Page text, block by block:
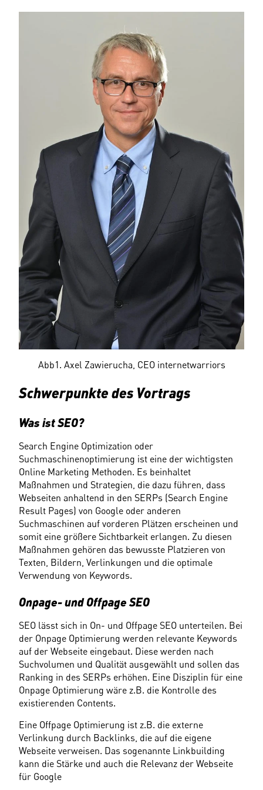
Abb1. Axel Zawierucha, CEO internetwarriors
Schwerpunkte des Vortrags
Was ist SEO?
Search Engine Optimization oder
Suchmaschinenoptimierung ist eine der wichtigsten
Online Marketing Methoden. Es beinhaltet
Maßnahmen und Strategien, die dazu führen, dass
Webseiten anhaltend in den SERPs (Search Engine
Result Pages) von Google oder anderen
Suchmaschinen auf vorderen Plätzen erscheinen und
somit eine größere Sichtbarkeit erlangen. Zu diesen
Maßnahmen gehören das bewusste Platzieren von
Texten, Bildern, Verlinkungen und die optimale
Verwendung von Keywords.
Onpage- und Offpage SEO
SEO lässt sich in On- und Offpage SEO unterteilen. Bei
der Onpage Optimierung werden relevante Keywords
auf der Webseite eingebaut. Diese werden nach
Suchvolumen und Qualität ausgewählt und sollen das
Ranking in des SERPs erhöhen. Eine Disziplin für eine
Onpage Optimierung wäre z.B. die Kontrolle des
existierenden Contents.
Eine Offpage Optimierung ist z.B. die externe
Verlinkung durch Backlinks, die auf die eigene
Webseite verweisen. Das sogenannte Linkbuilding
kann die Stärke und auch die Relevanz der Webseite
für Google